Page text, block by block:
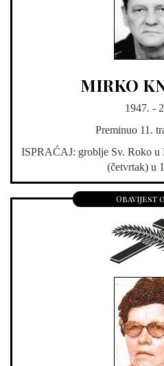
MIRKO
1947. -
Preminuo 11.
ISPRAĆAJ: groblje Sv. Roko u
(četvrtak) u
Obavijest